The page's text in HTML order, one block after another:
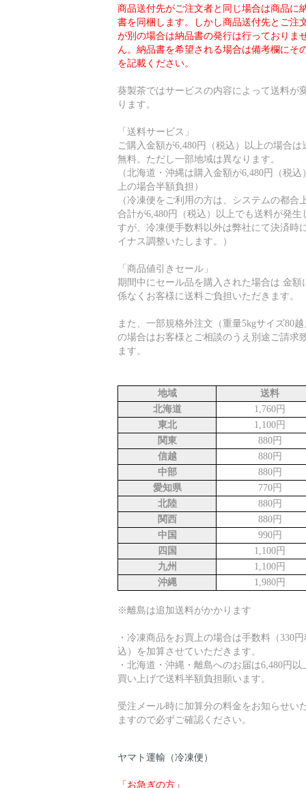
商品送付先がご注文者と同じ場合は商品に
書を同梱します。しかし商品送付先とご注
が別の場合は納品書の発行は行っておりま
ん。納品書を希望される場合は備考欄にそ
を記載ください。
葵製茶ではサービスの内容によって送料が
ります。
「送料サービス」
ご購入金額が6,480円（税込）以上の場合は
無料。ただし一部地域は異なります。
（北海道・沖縄は購入金額が6,480円（税込
上の場合半額負担）
（冷凍便をご利用の方は、システムの都合
合計が6,480円（税込）以上でも送料が発生
すが、冷凍便手数料以外は弊社にて決済時
イナス調整いたします。）
「商品値引きセール」
期間中にセール品を購入された場合は 金額
係なくお客様に送料ご負担いただきます。
また、一部規格外注文（重量5kgサイズ80
の場合はお客様とご相談のうえ別途ご請求
ます。
地域
送料
北海道
1,760円
東北
1,100円
関東
880円
信越
880円
中部
880円
愛知県
770円
北陸
880円
関西
880円
中国
990円
四国
1,100円
九州
1,100円
沖縄
1,980円
※離島は追加送料がかかります
・冷凍商品をお買上の場合は手数料（330円
込）を加算させていただきます。
・北海道・沖縄・離島へのお届は6,480円以
買い上げで送料半額負担願います。
受注メール時に加算分の料金をお知らせい
ますので必ずご確認ください。
ヤマト運輸（冷凍便）
「お急ぎの方」